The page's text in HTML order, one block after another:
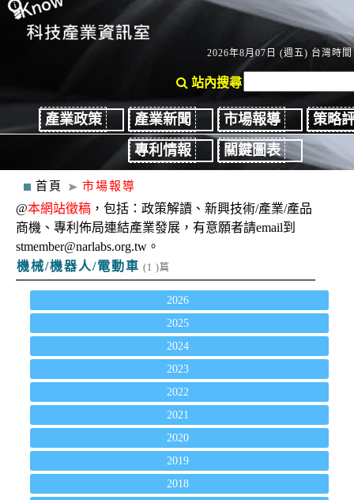
2026年8月07日 (週五) 台灣時間
站內搜尋
產業政策 產業新聞 市場報導
策略
專利情報
關鍵圖表
首頁 市場報導
@本網站徵稿 ，包括：政策解讀、新興技術/產業/產品
商機、專利佈局連結產業發展，有意願者請email到
stmember@narlabs.org.tw。
機械/機器人/電動車 (1 )篇
2026
2025
2024
2023
2022
2021
2020
2019
2018